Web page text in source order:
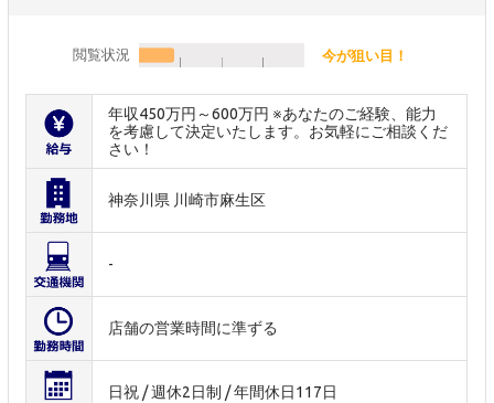
閲覧状況 今が狙い目！
年収450万円～600万円 ※あなたのご経験、能力
を考慮して決定いたします。お気軽にご相談くだ
さい！
神奈川県 川崎市麻生区
-
店舗の営業時間に準ずる
日祝 / 週休2日制 / 年間休日117日